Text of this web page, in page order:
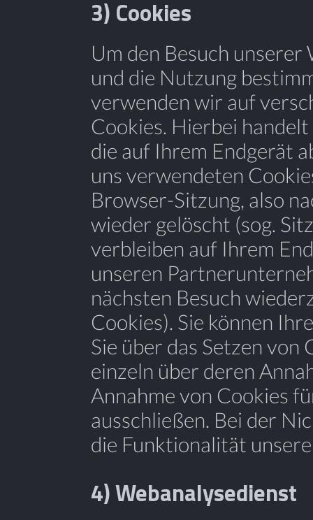
3) Cookies
Um den Besuch
und die Nutzung
verwenden wir auf
Cookies. Hierbei
die auf Ihrem Endgerät
uns verwendeten
Browser-Sitzung, also
wieder gelöscht (sog.
verbleiben auf Ihrem
unseren
nächsten Besuch
Cookies). Sie können
Sie über das Setzen
einzeln über deren
Annahme von Cookies
ausschließen. Bei der
die Funktionalität
4) Webanalysedienst